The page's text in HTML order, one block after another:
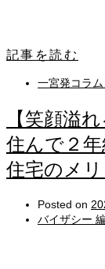
記事を読む
一宮発コラ
【笑顔溢
住んで２
住宅のメ
Posted on
バイザシー